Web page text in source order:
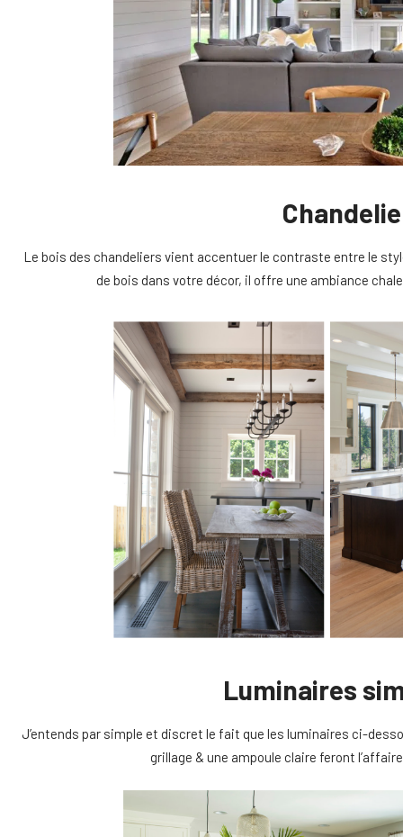
Le bois des chandeliers vient accentuer le contraste entre le
de bois dans votre décor, il offre une ambiance
Luminaires
J’entends par simple et discret le fait que les luminaires ci-
grillage & une ampoule claire feront